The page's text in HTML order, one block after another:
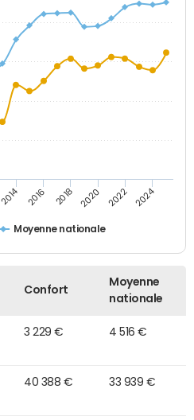
Moyenne nationale
2014 2016 2018 2020 2022 2024
Confort
Moyenne
nationale
3 229 € 4 516 €
40 388 € 33 939 €